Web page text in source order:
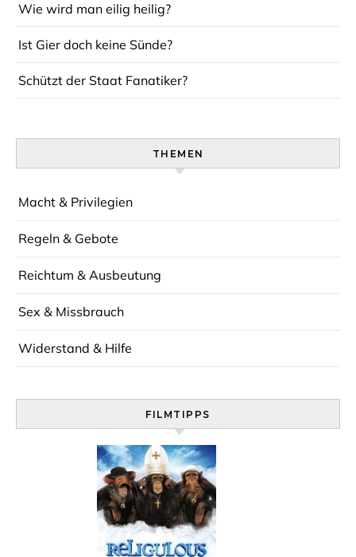
Wie wird man eilig heilig?
Ist Gier doch keine Sünde?
Schützt der Staat Fanatiker?
THEMEN
Macht & Privilegien
Regeln & Gebote
Reichtum & Ausbeutung
Sex & Missbrauch
Widerstand & Hilfe
FILMTIPPS